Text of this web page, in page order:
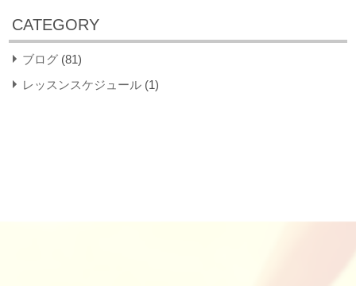
CATEGORY
ブログ (81)
レッスンスケジュール (1)